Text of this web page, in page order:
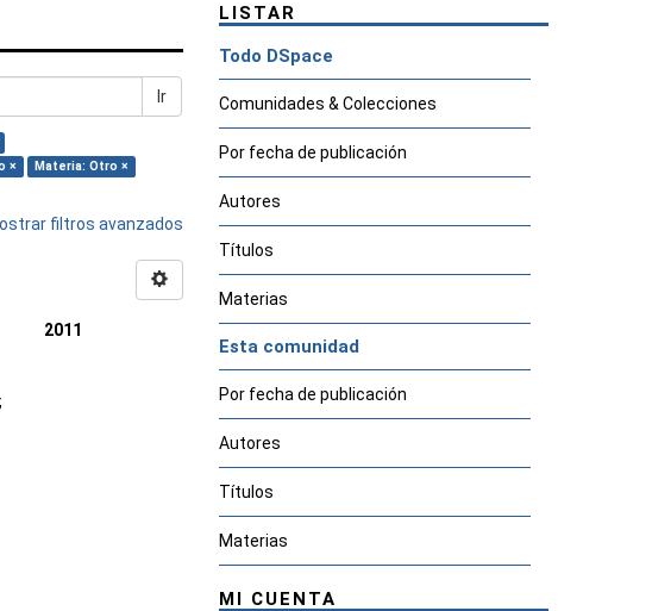
Ir
×
Materia: Otro ×
filtros avanzados
;
2011
LISTAR
Todo DSpace
Comunidades & Colecciones
Por fecha de publicación
Autores
Títulos
Materias
Esta comunidad
Por fecha de publicación
Autores
Títulos
Materias
MI CUENTA